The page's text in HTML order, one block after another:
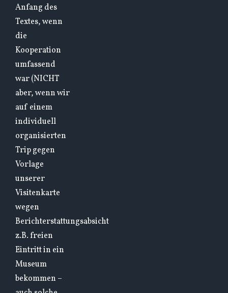
Anfang des
Textes, wenn
die
Kooperation
umfassend
war (NICHT
aber, wenn wir
auf einem
individuell
organisierten
Trip gegen
Vorlage
unserer
Visitenkarte
wegen
Berichterstattungsabsicht
z.B. freien
Eintritt in ein
Museum
bekommen –